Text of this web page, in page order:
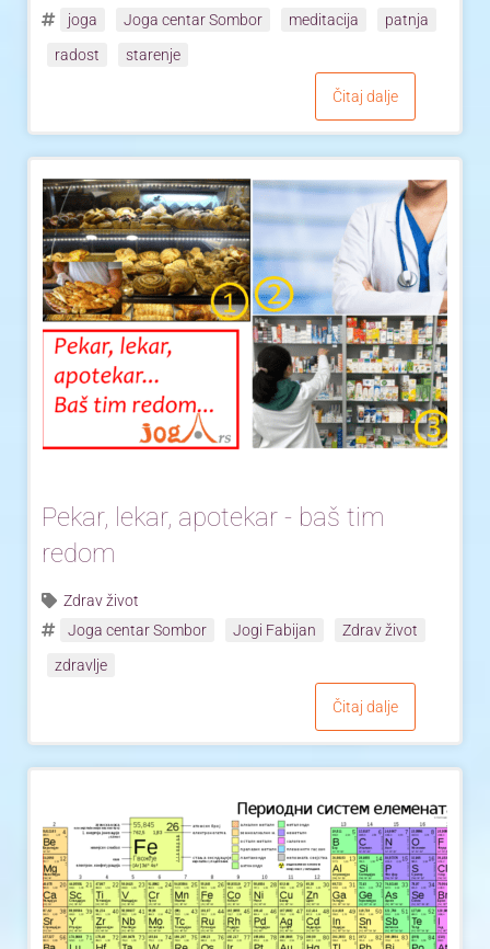
joga
Joga centar Sombor meditacija
patnja
radost
starenje
Čitaj dalje
Pekar, lekar, apotekar - baš tim
redom
Zdrav život
Joga centar Sombor
Jogi Fabijan
Zdrav život
zdravlje
Čitaj dalje